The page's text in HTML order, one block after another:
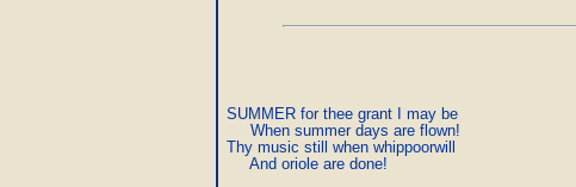
SUMMER for thee grant I may be
     When summer days are flown!
Thy music still when whippoorwill
     And oriole are done!